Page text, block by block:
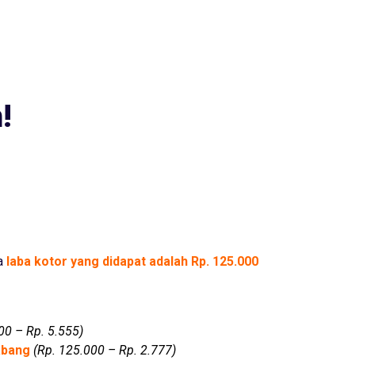
laba kotor yang didapat adalah Rp. 125.000
– Rp. 5.555)
(Rp. 125.000 – Rp. 2.777)